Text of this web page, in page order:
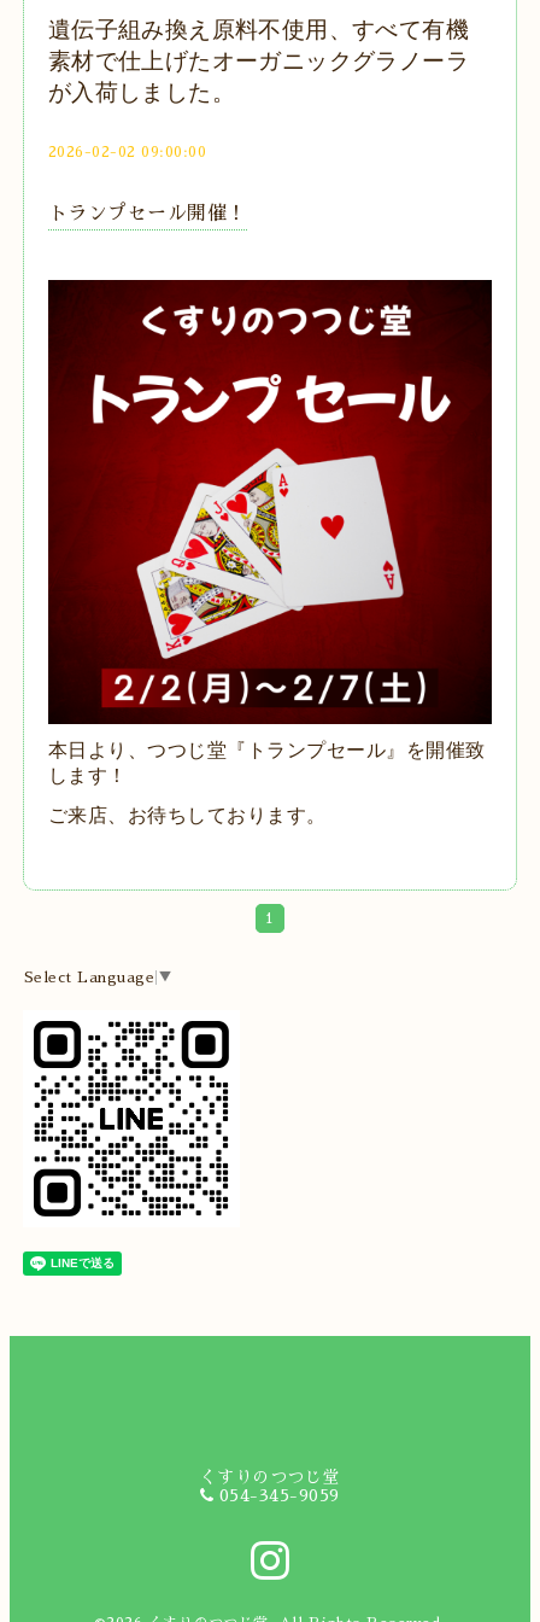
遺伝子組み換え原料不使用、すべて有機
素材で仕上げたオーガニックグラノーラ
が入荷しました。
2026-02-02 09:00:00
トランプセール開催！
本日より、つつじ堂『トランプセール』を開催致
します！
ご来店、お待ちしております。
1
Select Language ▼
くすりのつつじ堂
054-345-9059